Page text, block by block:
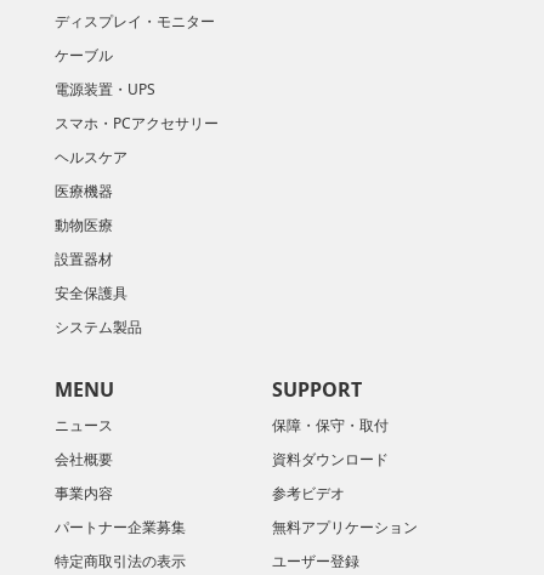
ディスプレイ・モニター
ケーブル
電源装置・UPS
スマホ・PCアクセサリー
ヘルスケア
医療機器
動物医療
設置器材
安全保護具
システム製品
MENU
ニュース
会社概要
​事業内容
パートナー企業募集
特定商取引法の表示
SUPPORT
保障・保守・取付
資料ダウンロード
参考ビデオ
無料アプリケーション
ユーザー登録